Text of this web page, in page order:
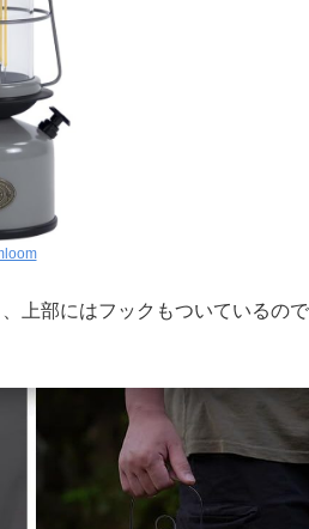
上部にはフックもついているの